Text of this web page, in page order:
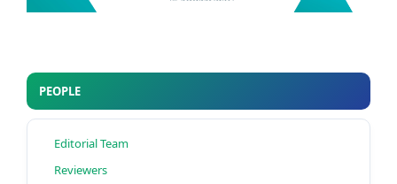
PEOPLE
Editorial Team
Reviewers